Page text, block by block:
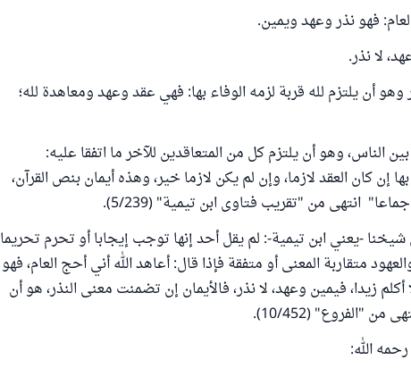
فهو نذر وعهد ويمين.
لا نذر.
‌أن ‌يلتزم ‌لله ‌قربة ‌لزمه ‌الوفاء ‌بها: فهي عقد وعهد ومعاهدة لله؛
الناس، وهو أن يلتزم كل من المتعاقدين للآخر ما اتفقا عليه:
إن كان العقد لازما، وإن لم يكن لازما خير، وهذه أيمان بنص القرآن،
انتهى من "تقريب فتاوى ابن تيمية" (5/239).
-يعني ابن تيمية-: لم يقل أحد إنها توجب إيجابا أو تحرم تحريما
متقاربة المعنى أو متفقة فإذا قال: أعاهد الله أني أحج العام، فهو
زيدا، فيمين وعهد، لا نذر، ‌فالأيمان ‌إن ‌تضمنت ‌معنى ‌النذر، هو أن
"الفروع" (10/452).
الله: